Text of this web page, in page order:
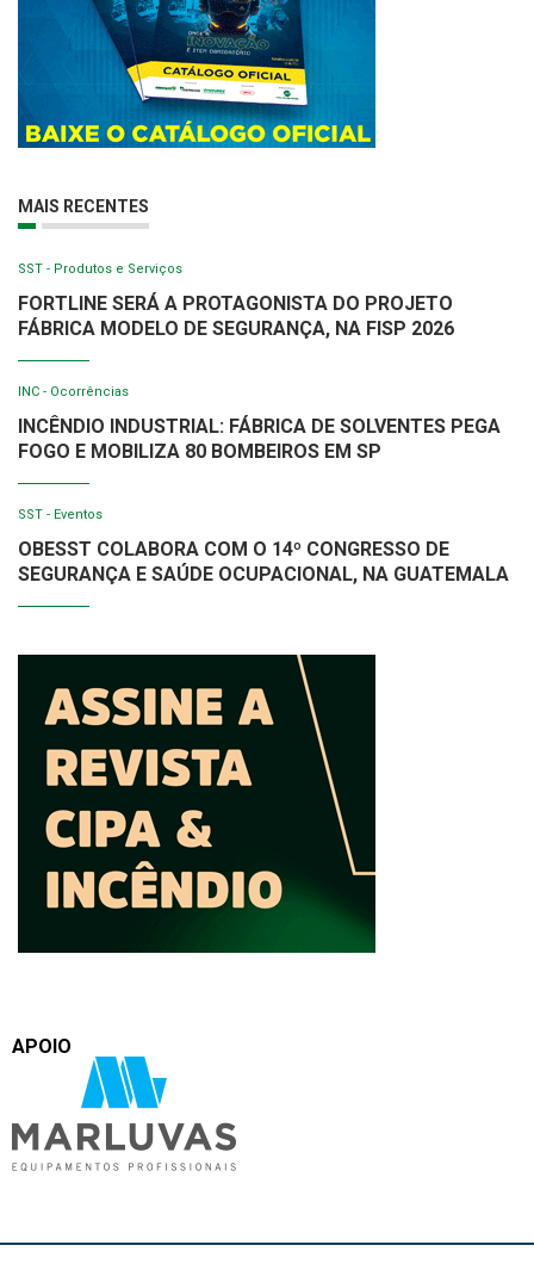
MAIS RECENTES
SST - Produtos e Serviços
FORTLINE SERÁ A PROTAGONISTA DO PROJETO
FÁBRICA MODELO DE SEGURANÇA, NA FISP 2026
INC - Ocorrências
INCÊNDIO INDUSTRIAL: FÁBRICA DE SOLVENTES PEGA
FOGO E MOBILIZA 80 BOMBEIROS EM SP
SST - Eventos
OBESST COLABORA COM O 14º CONGRESSO DE
SEGURANÇA E SAÚDE OCUPACIONAL, NA GUATEMALA
APOIO